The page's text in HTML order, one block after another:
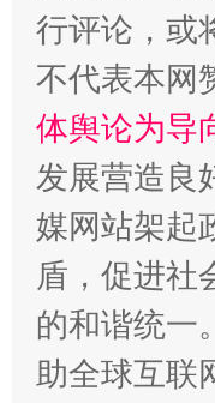
行评论，或
不代表本网
体舆论为导
发展营造良
媒网站架起
盾，促进社
的和谐统一
助全球互联